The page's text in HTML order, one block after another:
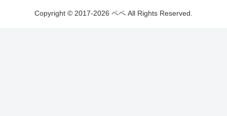
Copyright © 2017-2026 ペペ All Rights Reserved.